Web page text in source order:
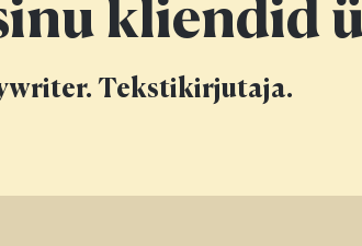
Tekstikirjutaja.